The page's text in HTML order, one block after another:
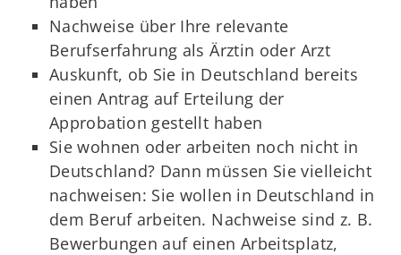
Nachweise über Ihre relevante
Berufserfahrung als Ärztin oder Arzt
Auskunft, ob Sie in Deutschland bereits
einen Antrag auf Erteilung der
Approbation gestellt haben
Sie wohnen oder arbeiten noch nicht in
Deutschland? Dann müssen Sie vielleicht
nachweisen: Sie wollen in Deutschland in
dem Beruf arbeiten. Nachweise sind z. B.
Bewerbungen auf einen Arbeitsplatz,